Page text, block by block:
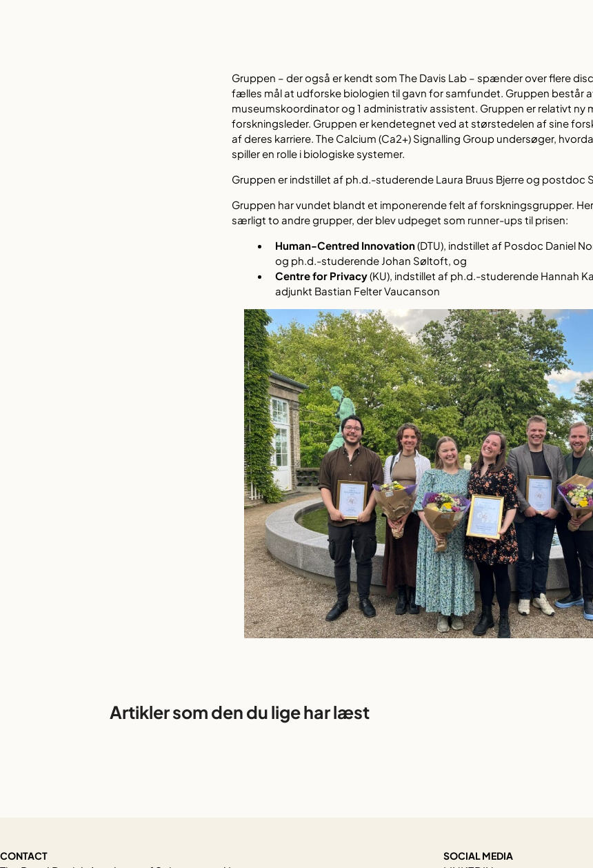
Gruppen – der også er kendt som The Davis Lab – spænder over flere
fælles mål at udforske biologien til gavn for samfundet. Gruppen består
museumskoordinator og 1 administrativ assistent. Gruppen er relativt ny
forskningsleder. Gruppen er kendetegnet ved at størstedelen af sine
af deres karriere. The Calcium (Ca2+) Signalling Group undersøger,
spiller en rolle i biologiske systemer.
Gruppen er indstillet af ph.d.-studerende Laura Bruus Bjerre og postdoc
Gruppen har vundet blandt et imponerende felt af forskningsgrupper.
særligt to andre grupper, der blev udpeget som runner-ups til prisen:
Human-Centred Innovation(DTU), indstillet af Posdoc Daniel
og ph.d.-studerende Johan Søltoft, og
Centre for Privacy(KU), indstillet af ph.d.-studerende Hannah
adjunkt Bastian Felter Vaucanson
Artikler som den du lige har læst
CONTACT SOCIAL MEDIA